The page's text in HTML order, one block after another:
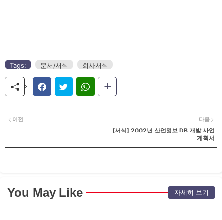
Tags: 문서/서식 회사서식
다음
[서식] 2002년 산업정보 DB 개발 사업
계획서
이전
You May Like 자세히 보기